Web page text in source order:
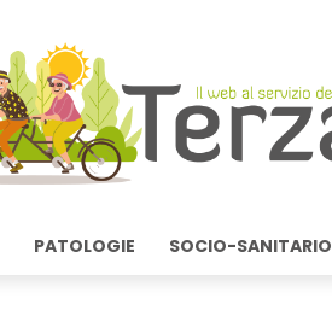
PATOLOGIE SOCIO-SANITARIO